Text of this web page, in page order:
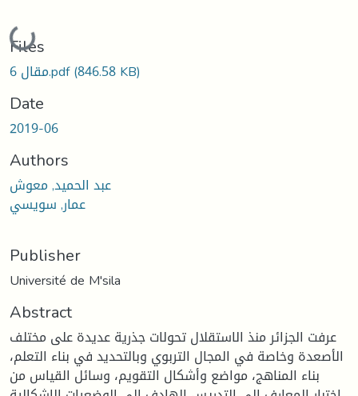
Loading...
Files
مقال 6.pdf(846.58 KB)
Date
2019-06
Authors
عبد الحميد, معوش
عمار, سويسي
Publisher
Université de M'sila
Abstract
عرفت الجزائر منذ الاستقلال تحولات جذرية عديدة على مختلف
الأصعدة وخاصة في المجال التربوي وبالتحديد في بناء التعلم،
بناء المناهج، مواضع وأشكال التقويم، وسائل القياس من